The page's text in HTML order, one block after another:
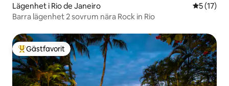
Lägenhet i Rio de Janeiro 5 av 5 i
5 (17)
Barra lägenhet 2 sovrum nära Rock in Rio
Populär gästfavorit
Gästfavorit